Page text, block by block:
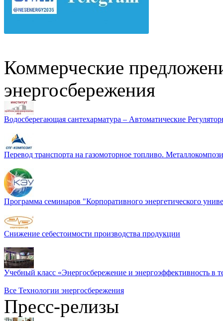
Коммерческие
энергосбережения
Водосберегающая сантехарматура – Автоматические
Перевод транспорта на газомоторное топливо.
Программа семинаров "Корпоративного энергетического
Снижение себестоимости производства продукции
Учебный класс «Энергосбережение и энергоэффективность в
Все Технологии энергосбережения
Пресс-релизы